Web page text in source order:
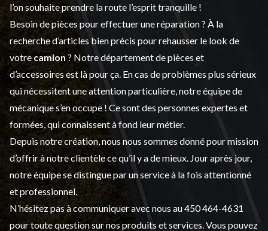
l’on souhaite prendre la route l’esprit tranquille !
Besoin de pièces pour effectuer une réparation ? À la
recherche d’articles bien précis pour rehausser le look de
votre camion ? Notre département depièces et
d’accessoiresest là pour ça. En cas de problèmes plus sérieux
qui nécessitent une attention particulière, notre équipe de
mécanique s’en occupe ! Ce sont des personnes expertes et
formées, qui connaissent à fond leur métier.
Depuis notre création, nous nous sommes donné pour mission
d’offrir à notre clientèle ce qu’il y a de mieux. Jour après jour,
notre équipe se distingue par un service à la fois attentionné
et professionnel.
N’hésitez pas à communiquer avec nous au450 464-4631
pour toute question sur nos produits et services. Vous pouvez